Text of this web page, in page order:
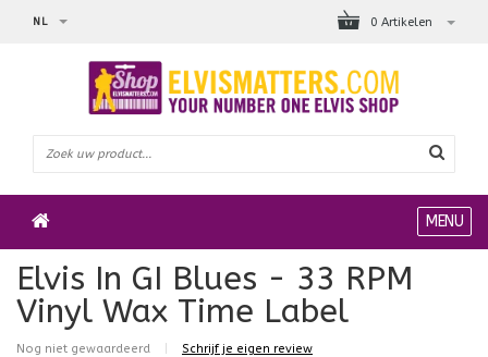
0 Artikelen
NL
MENU
Elvis In GI Blues - 33 RPM
Vinyl Wax Time Label
Nog niet gewaardeerd Schrijf je eigen review